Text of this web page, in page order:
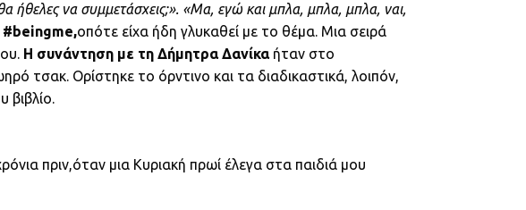
ήθελες να συμμετάσχεις;». «Μα, εγώ και μπλα, μπλα, μπλα, ναι,
#beingme,οπότε είχα ήδη γλυκαθεί με το θέμα. Μια σειρά
Η συνάντηση με τη Δήμητρα Δανίκα ήταν στο
τσακ. Ορίστηκε το όρντινο και τα διαδικαστικά, λοιπόν,
βιβλίο.
πριν,όταν μια Κυριακή πρωί έλεγα στα παιδιά μου